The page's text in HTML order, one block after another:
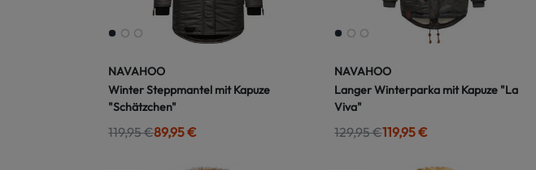
NAVAHOO
Winter Steppmantel mit Kapuze
"Schätzchen"
119,95 €89,95 €
NAVAHOO
Langer Winterparka mit Kapuze "La
Viva"
129,95 €119,95 €